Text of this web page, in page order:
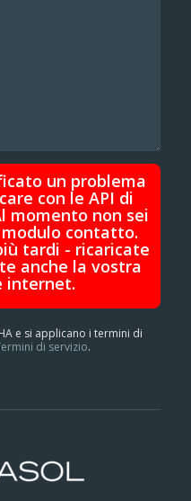
un problema
con le API di
momento non sei
contatto.
tardi - ricaricate
anche la vostra
internet.
e si applicano i termini di
di servizio.